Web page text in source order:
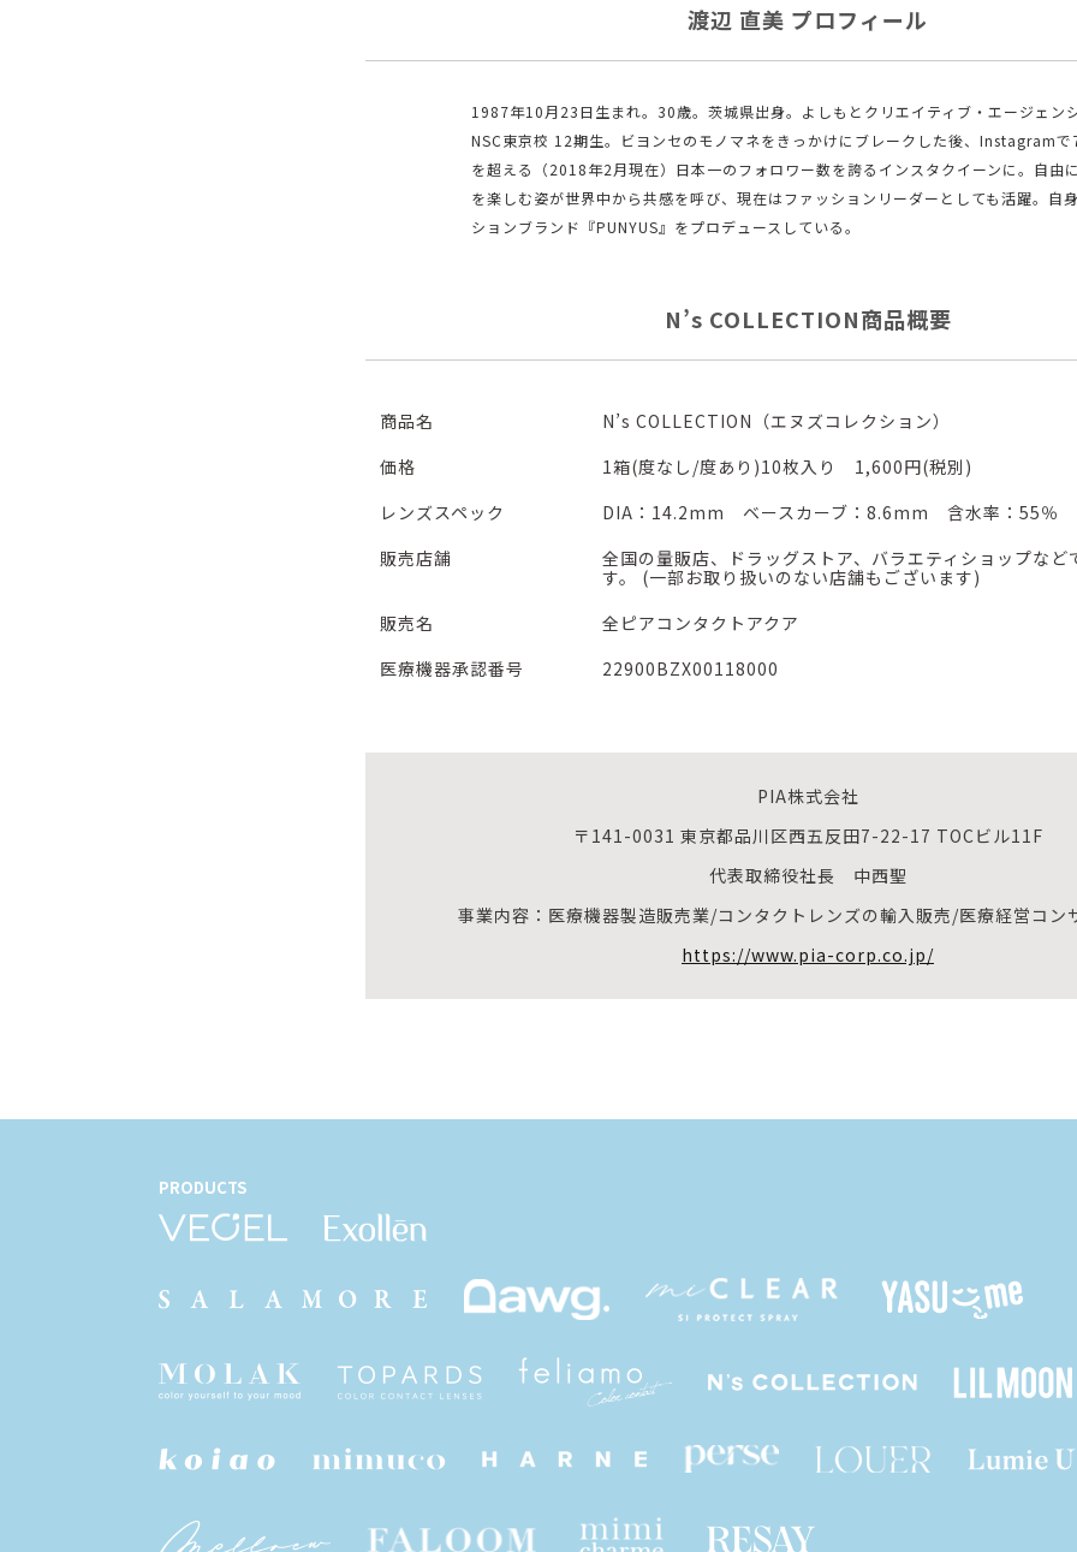
渡辺 直美 プロフィール
1987年10月23日生まれ。30歳。茨城県出身。よしもとクリエイティブ・エージェンシ
NSC東京校 12期生。ビヨンセのモノマネをきっかけにブレークした後、Instagramで
を超える（2018年2月現在）日本一のフォロワー数を誇るインスタクイーンに。自由
を楽しむ姿が世界中から共感を呼び、現在はファッションリーダーとしても活躍。自
ションブランド『PUNYUS』をプロデュースしている。
N’s COLLECTION商品概要
商品名
N’s COLLECTION（エヌズコレクション）
価格
1箱(度なし/度あり)10枚入り 1,600円(税別)
レンズスペック
DIA：14.2mm ベースカーブ：8.6mm 含水率：55％
販売店舗
全国の量販店、ドラッグストア、バラエティショップなど
す。 (一部お取り扱いのない店舗もございます)
販売名
全ピアコンタクトアクア
医療機器承認番号
22900BZX00118000
PIA株式会社
〒141-0031 東京都品川区西五反田7-22-17 TOCビル11F
代表取締役社長 中西聖
事業内容：医療機器製造販売業/コンタクトレンズの輸入販売/医療経営コン
https://www.pia-corp.co.jp/
PRODUCTS